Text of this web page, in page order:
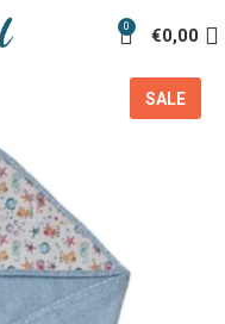
0 €0,00
SALE